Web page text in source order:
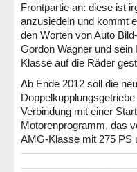
Frontpartie an: diese ist
anzusiedeln und kommt
den Worten von Auto
Gordon Wagner und
Klasse auf die Räder
Ab Ende 2012 soll die
Verbindung mit einer
Motorenprogramm, das
AMG-Klasse mit 275 PS